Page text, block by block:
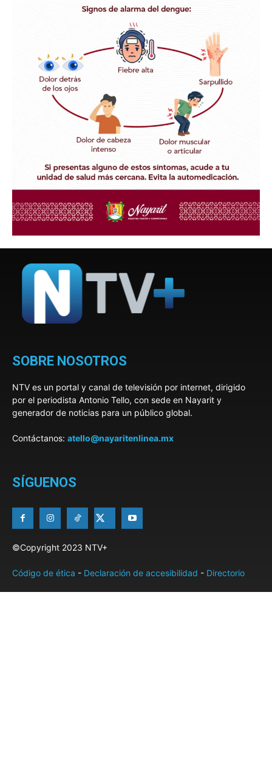
SOBRE NOSOTROS
NTV es un portal y canal de televisión por internet, dirigido
por el periodista Antonio Tello, con sede en Nayarit y
generador de noticias para un público global.
Contáctanos: atello@nayaritenlinea.mx
SÍGUENOS
©Copyright 2023 NTV+
Código de ética - Declaración de accesibilidad - Directorio